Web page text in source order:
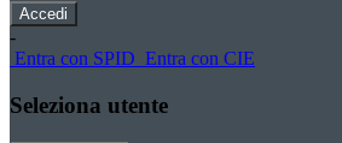
-
Entra con SPID Entra con CIE
Seleziona utente